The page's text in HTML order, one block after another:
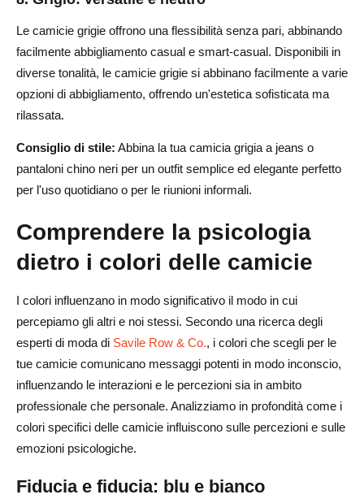
Le camicie grigie offrono una flessibilità senza pari, abbinando
facilmente abbigliamento casual e smart-casual. Disponibili in
diverse tonalità, le camicie grigie si abbinano facilmente a varie
opzioni di abbigliamento, offrendo un'estetica sofisticata ma
rilassata.
Consiglio di stile: Abbina la tua camicia grigia a jeans o
pantaloni chino neri per un outfit semplice ed elegante perfetto
per l'uso quotidiano o per le riunioni informali.
Comprendere la psicologia
dietro i colori delle camicie
I colori influenzano in modo significativo il modo in cui
percepiamo gli altri e noi stessi. Secondo una ricerca degli
esperti di moda di Savile Row & Co., i colori che scegli per le
tue camicie comunicano messaggi potenti in modo inconscio,
influenzando le interazioni e le percezioni sia in ambito
professionale che personale. Analizziamo in profondità come i
colori specifici delle camicie influiscono sulle percezioni e sulle
emozioni psicologiche.
Fiducia e fiducia: blu e bianco